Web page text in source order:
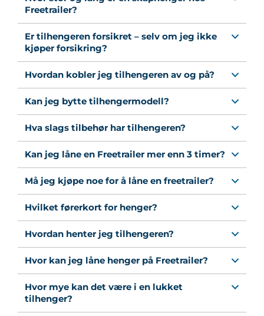
Freetrailer?
Er tilhengeren forsikret – selv om jeg ikke
kjøper forsikring?
Hvordan kobler jeg tilhengeren av og på?
Kan jeg bytte tilhengermodell?
Hva slags tilbehør har tilhengeren?
Kan jeg låne en Freetrailer mer enn 3 timer?
Må jeg kjøpe noe for å låne en freetrailer?
Hvilket førerkort for henger?
Hvordan henter jeg tilhengeren?
Hvor kan jeg låne henger på Freetrailer?
Hvor mye kan det være i en lukket
tilhenger?